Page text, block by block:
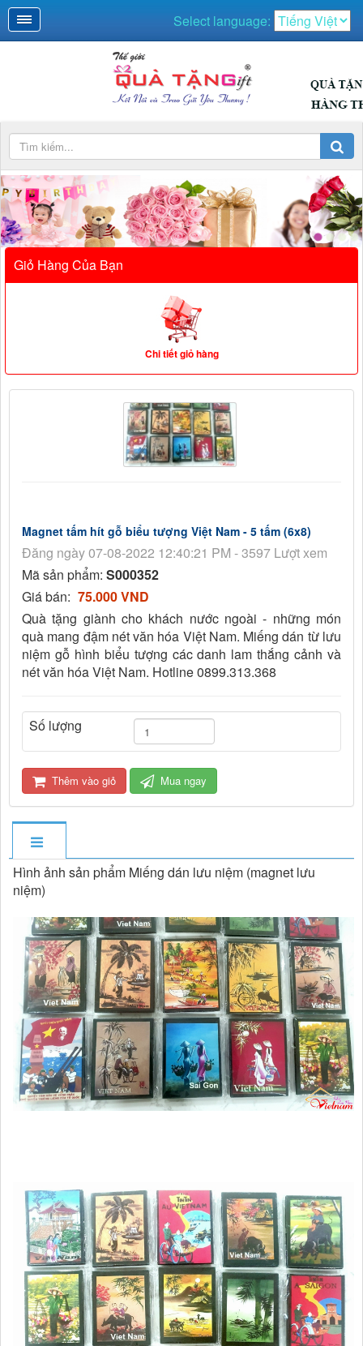
Select language:
QUÀ NGÀY LỄ
Giỏ Hàng Của Bạn
Chi tiết giỏ hàng
Magnet tấm hít gỗ biểu tượng Việt Nam - 5 tấm (6x8)
Đăng ngày 07-08-2022 12:40:21 PM - 3597 Lượt xem
Mã sản phẩm: S000352
Giá bán: 75.000 VND
Quà tặng giành cho khách nước ngoài - những món
quà mang đậm nét văn hóa Việt Nam. Miếng dán từ lưu
niệm gỗ hình biểu tượng các danh lam thắng cảnh và
nét văn hóa Việt Nam. Hotline 0899.313.368
Số lượng
Thêm vào giỏ Mua ngay
Hình ảnh sản phẩm Miếng dán lưu niệm (magnet lưu
niệm)